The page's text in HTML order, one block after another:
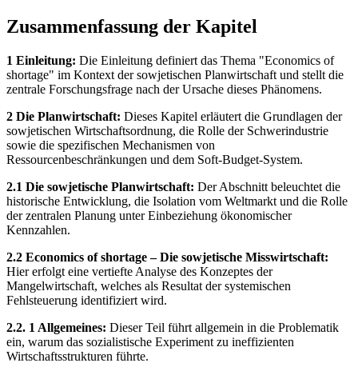
Zusammenfassung der Kapitel
1 Einleitung: Die Einleitung definiert das Thema "Economics of
shortage" im Kontext der sowjetischen Planwirtschaft und stellt die
zentrale Forschungsfrage nach der Ursache dieses Phänomens.
2 Die Planwirtschaft: Dieses Kapitel erläutert die Grundlagen der
sowjetischen Wirtschaftsordnung, die Rolle der Schwerindustrie
sowie die spezifischen Mechanismen von
Ressourcenbeschränkungen und dem Soft-Budget-System.
2.1 Die sowjetische Planwirtschaft: Der Abschnitt beleuchtet die
historische Entwicklung, die Isolation vom Weltmarkt und die Rolle
der zentralen Planung unter Einbeziehung ökonomischer
Kennzahlen.
2.2 Economics of shortage – Die sowjetische Misswirtschaft:
Hier erfolgt eine vertiefte Analyse des Konzeptes der
Mangelwirtschaft, welches als Resultat der systemischen
Fehlsteuerung identifiziert wird.
2.2. 1 Allgemeines: Dieser Teil führt allgemein in die Problematik
ein, warum das sozialistische Experiment zu ineffizienten
Wirtschaftsstrukturen führte.